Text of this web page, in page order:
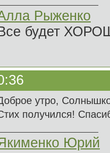
Рыженко
будет
утро,
получился!
Юрий